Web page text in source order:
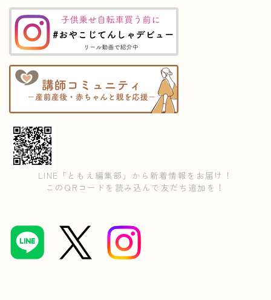
LINE「ともえ編集部」から新着情報をお届け！
このQRコードを読み込んで友だち追加を！